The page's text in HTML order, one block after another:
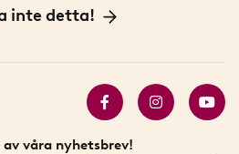
Vår historia
Smarta tips
inte detta!
av våra nyhetsbrev!